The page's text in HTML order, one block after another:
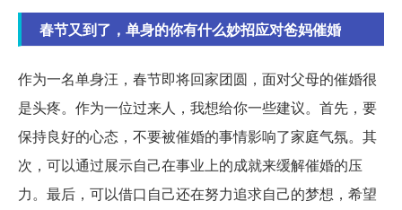
春节又到了，单身的你有什么妙招应对爸妈催婚
作为一名单身汪，春节即将回家团圆，面对父母的催婚很
是头疼。作为一位过来人，我想给你一些建议。首先，要
保持良好的心态，不要被催婚的事情影响了家庭气氛。其
次，可以通过展示自己在事业上的成就来缓解催婚的压
力。最后，可以借口自己还在努力追求自己的梦想，希望